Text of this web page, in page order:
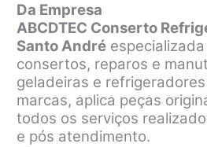
Da Empresa
ABCDTEC Conserto
Santo André
consertos, reparos e
geladeiras e
marcas, aplica peças
todos os serviços
e pós atendimento.